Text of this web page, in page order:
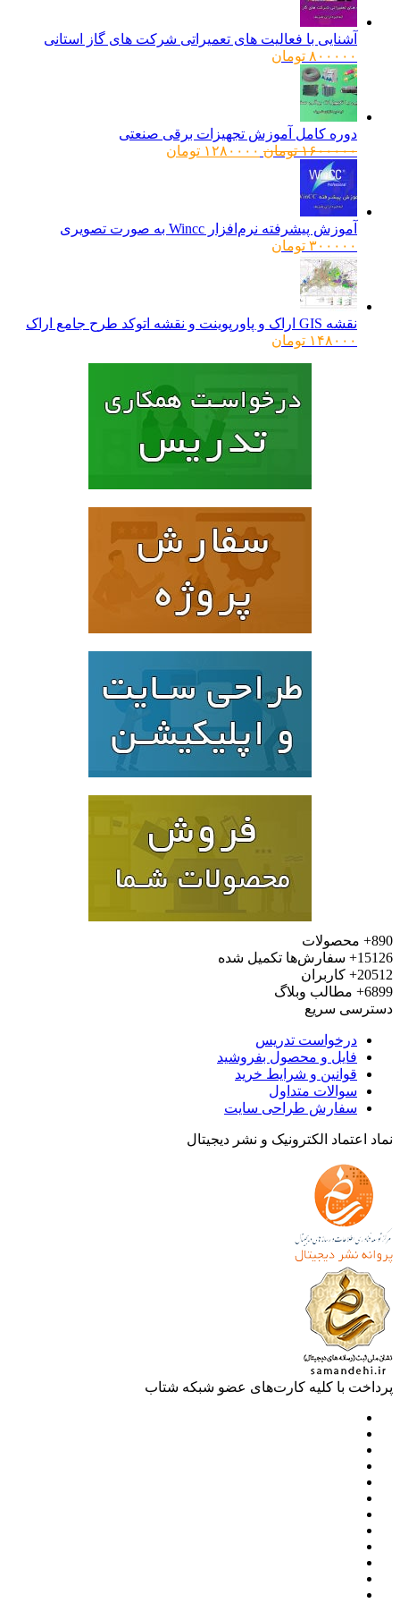
آشنایی با فعالیت های تعمیراتی شرکت های گاز استانی
۸۰۰۰۰۰ تومان
دوره کامل آموزش تجهیزات برقی صنعتی
۱۶۰۰۰۰۰ تومانقیمت
۱۲۸۰۰۰۰ تومانقیمت
آموزش پیشرفته نرم‌افزار Wincc به صورت تصویری
۳۰۰۰۰۰ تومان
نقشه GIS اراک و پاورپوینت و نقشه اتوکد طرح جامع اراک
۱۴۸۰۰۰ تومان
محصولات
سفارش‌ها تکمیل شده
کاربران
مطالب وبلاگ
سریع
درخواست تدریس
فایل و محصول بفروشید
قوانین و شرایط خرید
سوالات متداول
سفارش طراحی سایت
اعتماد الکترونیک و نشر دیجیتال
با کلیه کارت‌های عضو شبکه شتاب